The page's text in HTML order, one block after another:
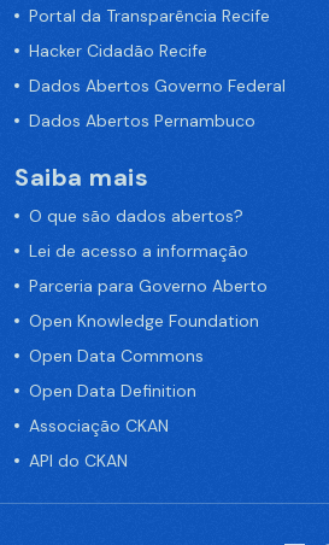
Portal da Transparência Recife
Hacker Cidadão Recife
Dados Abertos Governo Federal
Dados Abertos Pernambuco
Saiba mais
O que são dados abertos?
Lei de acesso a informação
Parceria para Governo Aberto
Open Knowledge Foundation
Open Data Commons
Open Data Definition
Associação CKAN
API do CKAN